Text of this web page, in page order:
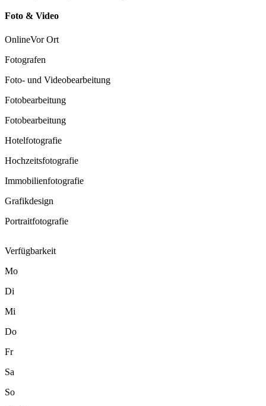
Foto & Video
OnlineVor Ort
Fotografen
Foto- und Videobearbeitung
Fotobearbeitung
Fotobearbeitung
Hotelfotografie
Hochzeitsfotografie
Immobilienfotografie
Grafikdesign
Portraitfotografie
Verfügbarkeit
Mo
Di
Mi
Do
Fr
Sa
So